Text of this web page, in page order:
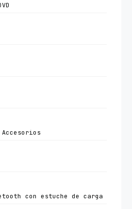
con estuche de carga